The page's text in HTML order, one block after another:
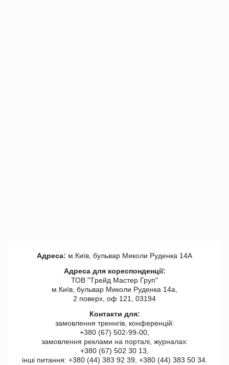
Адреса: м.Київ, бульвар Миколи Руденка 14А
Адреса для кореспонденції:
ТОВ "Tрейд Мастер Груп"
м.Київ, бульвар Миколи Руденка 14а,
2 поверх, оф 121, 03194
Контакти для:
замовлення треннгів, конференцій:
+380 (67) 502-99-00,
замовлення реклами на порталі, журналах:
+380 (67) 502 30 13,
інші питання: +380 (44) 383 92 39, +380 (44) 383 50 34.